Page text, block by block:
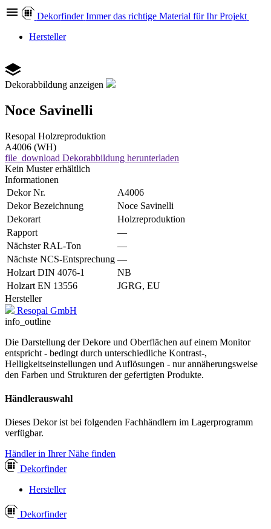
Dekorfinder Immer das richtige Material für Ihr Projekt
Hersteller
Dekorabbildung anzeigen
Noce Savinelli
Resopal Holzreproduktion
A4006 (WH)
file_download Dekorabbildung herunterladen
Kein Muster erhältlich
Informationen
Dekor Nr.
A4006
Dekor Bezeichnung
Noce Savinelli
Dekorart
Holzreproduktion
Rapport
—
Nächster RAL-Ton
—
Nächste NCS-Entsprechung —
Holzart DIN 4076-1
NB
Holzart EN 13556
JGRG, EU
Hersteller
Resopal GmbH
info_outline
Die Darstellung der Dekore und Oberflächen auf einem Monitor
entspricht - bedingt durch unterschiedliche Kontrast-,
Helligkeitseinstellungen und Auflösungen - nur annäherungsweise
den Farben und Strukturen der gefertigten Produkte.
Händlerauswahl
Dieses Dekor ist bei folgenden Fachhändlern im Lagerprogramm
verfügbar.
Händler in Ihrer Nähe finden
Dekorfinder
Hersteller
Dekorfinder